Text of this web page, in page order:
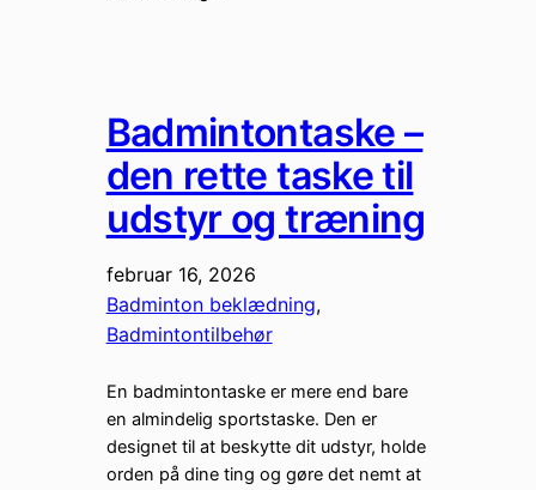
Badmintontaske –
den rette taske til
udstyr og træning
februar 16, 2026
Badminton beklædning ,
Badmintontilbehør
En badmintontaske er mere end bare
en almindelig sportstaske. Den er
designet til at beskytte dit udstyr, holde
orden på dine ting og gøre det nemt at